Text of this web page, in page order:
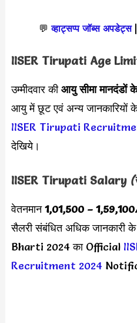
💬 व्हाट्सप्प जॉब्स अपडेट्स||
IISER Tirupati Age
उम्मीदवार कीआयु सीमा मानदंडों
आयु में छूट एवं अन्य जानकारियों
IISER Tirupati
देखिये।
IISER Tirupati Salary
वेतनमान1,01,500 – 1,59,100
सैलरी संबंधित अधिक जानकारी
Bharti 2024 का Official
Recruitment 2024